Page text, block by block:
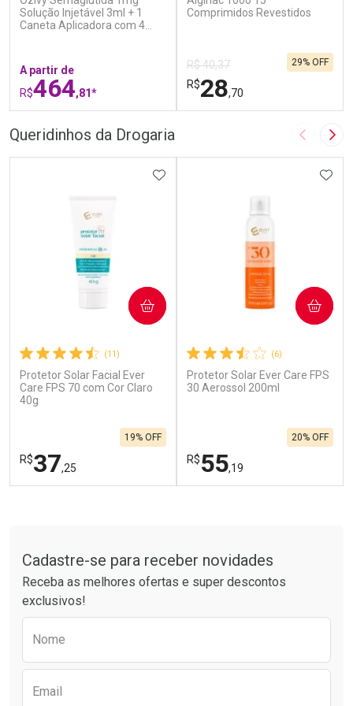
Solução Injetável 3ml + 1
Caneta Aplicadora com 4
A partir de
R$464,81*
Ativar Desconto
Por R$ 664,02/cada
Comprar sem Desconto
Comprimidos Revestidos
R$ 40,37
R$28,70
29% OFF
Ativar Desconto
Queridinhos da Drogaria Imagem
(11)
Protetor Solar Facial Ever
Care FPS 70 com Cor Claro
40g
R$37,25
19% OFF
ADICIONAR AOS FAVORITOS
COMPRAR
Laboratório
Por Menos
(6)
Protetor Solar Ever Care FPS
30 Aerossol 200ml
R$55,19
20% OFF
COMPRAR
Laboratório
Por Menos
Cadastre-se para receber novidades
Receba as melhores ofertas e super descontos
exclusivos!
Nome
Email